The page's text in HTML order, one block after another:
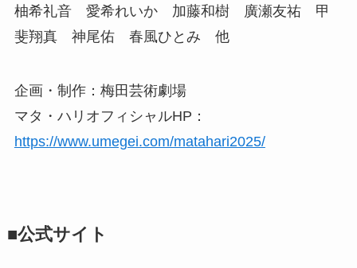
柚希礼音 愛希れいか 加藤和樹 廣瀬友祐 甲
斐翔真 神尾佑 春風ひとみ 他
企画・制作：梅田芸術劇場
マタ・ハリオフィシャルHP：
https://www.umegei.com/matahari2025/
■公式サイト